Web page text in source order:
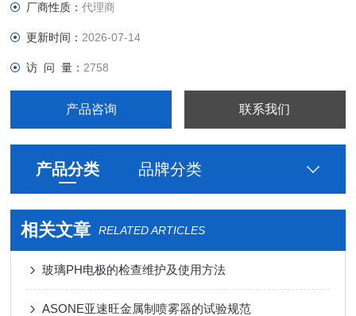
厂商性质：代理商
更新时间： 2026-07-14
访 问 量： 2758
产品咨询 联系我们
产品分类 品牌分类
相关文章 RELATED ARTICLES
玻璃PH电极的检查维护及使用方法
ASONE亚速旺金属制喷雾器的试验规范